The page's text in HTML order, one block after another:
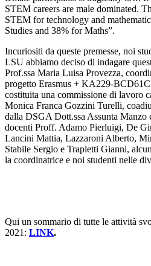
STEM careers are male dominated.
STEM for technology and
Studies and 38% for Maths”.
Incuriositi da queste premesse, noi
LSU abbiamo deciso di indagare
Prof.ssa Maria Luisa Provezza,
progetto Erasmus + KA229-
costituita una commissione di lavoro
Monica Franca Gozzini Turelli,
dalla DSGA Dott.ssa Assunta Manzo
docenti Proff. Adamo Pierluigi, De
Lancini Mattia, Lazzaroni Alberto,
Stabile Sergio e Trapletti Gianni,
la coordinatrice e noi studenti nelle
Qui un sommario di tutte le attività
2021: LINK.